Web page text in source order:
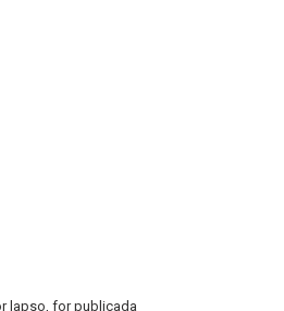
lapso, for publicada